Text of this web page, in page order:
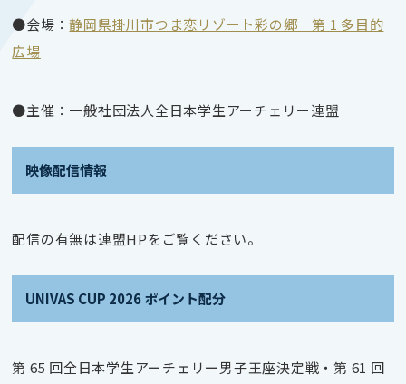
●会場：静岡県掛川市つま恋リゾート彩の郷 第 1 多目的
広場
●主催：一般社団法人全日本学生アーチェリー連盟
映像配信情報
配信の有無は連盟HPをご覧ください。
UNIVAS CUP 2026 ポイント配分
第 65 回全日本学生アーチェリー男子王座決定戦・第 61 回